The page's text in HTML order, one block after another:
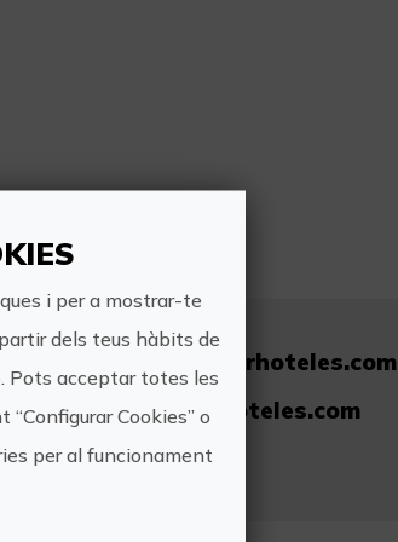
https://www.solymarhoteles.com
cvicente@solymarhoteles.com
965 831 762
i per a mostrar-te
dels teus hàbits de
Pots acceptar totes les
Cookies” o
per al funcionament